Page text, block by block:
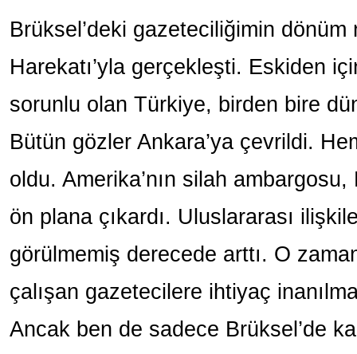
Brüksel’deki gazeteciliğimin dönüm
Harekatı’yla gerçekleşti. Eskiden
sorunlu olan Türkiye, birden bire
Bütün gözler Ankara’ya çevrildi.
oldu. Amerika’nın silah
ön plana çıkardı. Uluslararası
görülmemiş derecede arttı. O
çalışan gazetecilere ihtiyaç
Ancak ben de sadece Brüksel’de